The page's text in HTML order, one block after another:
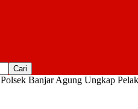
Polsek Banjar Agung Ungkap